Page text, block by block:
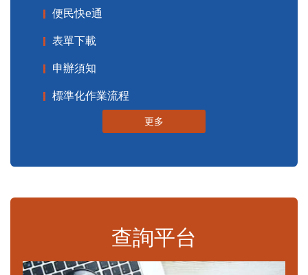
便民快e通
表單下載
申辦須知
標準化作業流程
更多
查詢平台